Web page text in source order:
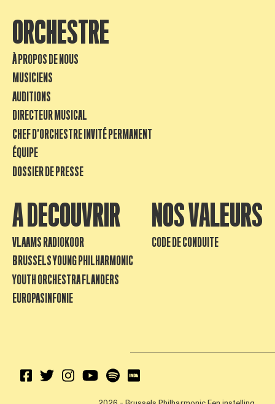
ORCHESTRE
À PROPOS DE NOUS
MUSICIENS
AUDITIONS
DIRECTEUR MUSICAL
CHEF D’ORCHESTRE INVITÉ PERMANENT
ÉQUIPE
DOSSIER DE PRESSE
A DECOUVRIR
VLAAMS RADIOKOOR
BRUSSELS YOUNG PHILHARMONIC
YOUTH ORCHESTRA FLANDERS
EUROPASINFONIE
NOS VALEURS
CODE DE CONDUITE